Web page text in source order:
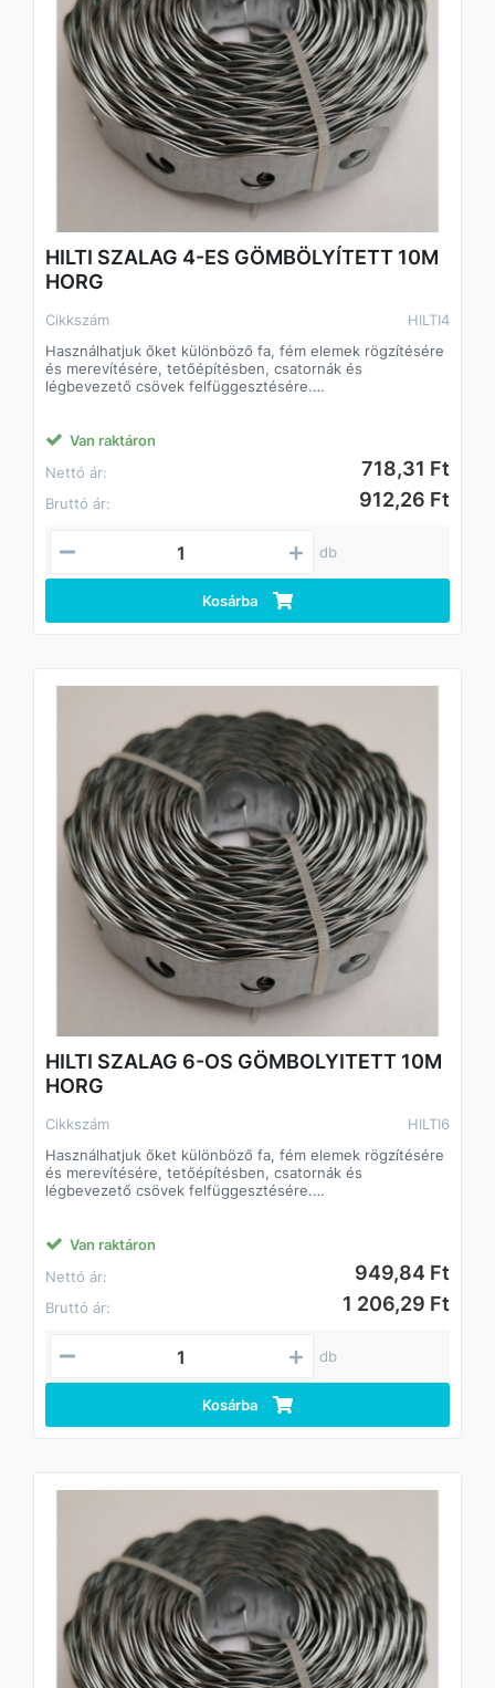
HILTI SZALAG 4-ES GÖMBÖLYÍTETT 10M
HORG
Cikkszám
HILTI4
Használhatjuk őket különböző fa, fém elemek rögzítésére
és merevítésére, tetőépítésben, csatornák és
légbevezető csövek felfüggesztésére.
Van raktáron
Nettó ár:
718,31 Ft
Bruttó ár: 912,26 Ft
db
Kosárba
HILTI SZALAG 6-OS GÖMBOLYITETT 10M
HORG
Cikkszám
HILTI6
Használhatjuk őket különböző fa, fém elemek rögzítésére
és merevítésére, tetőépítésben, csatornák és
légbevezető csövek felfüggesztésére.
Van raktáron
Nettó ár:
949,84 Ft
Bruttó ár: 1 206,29 Ft
db
Kosárba